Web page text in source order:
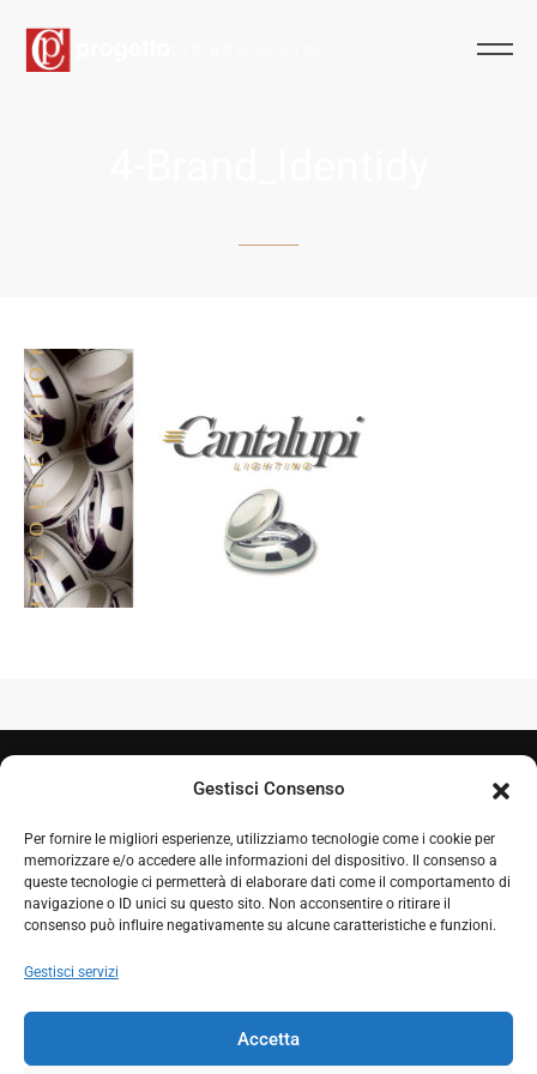
Gestisci Consenso
Per fornire le migliori esperienze, utilizziamo tecnologie come i cookie per
memorizzare e/o accedere alle informazioni del dispositivo. Il consenso a
queste tecnologie ci permetterà di elaborare dati come il comportamento di
navigazione o ID unici su questo sito. Non acconsentire o ritirare il
consenso può influire negativamente su alcune caratteristiche e funzioni.
Gestisci servizi
Accetta
+39 050 7212995